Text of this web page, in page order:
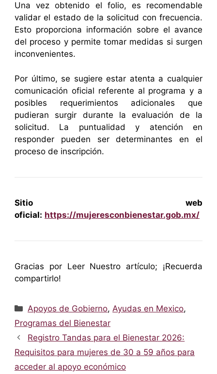
Una vez obtenido el folio, es recomendable
validar el estado de la solicitud con frecuencia.
Esto proporciona información sobre el avance
del proceso y permite tomar medidas si surgen
inconvenientes.
Por último, se sugiere estar atenta a cualquier
comunicación oficial referente al programa y a
posibles requerimientos adicionales que
pudieran surgir durante la evaluación de la
solicitud. La puntualidad y atención en
responder pueden ser determinantes en el
proceso de inscripción.
Sitio web
oficial: https://mujeresconbienestar.gob.mx/
Gracias por Leer Nuestro artículo; ¡Recuerda
compartirlo!
Categorías
Apoyos de Gobierno, Ayudas en Mexico,
Programas del Bienestar
Registro Tandas para el Bienestar 2026:
Requisitos para mujeres de 30 a 59 años para
acceder al apoyo económico